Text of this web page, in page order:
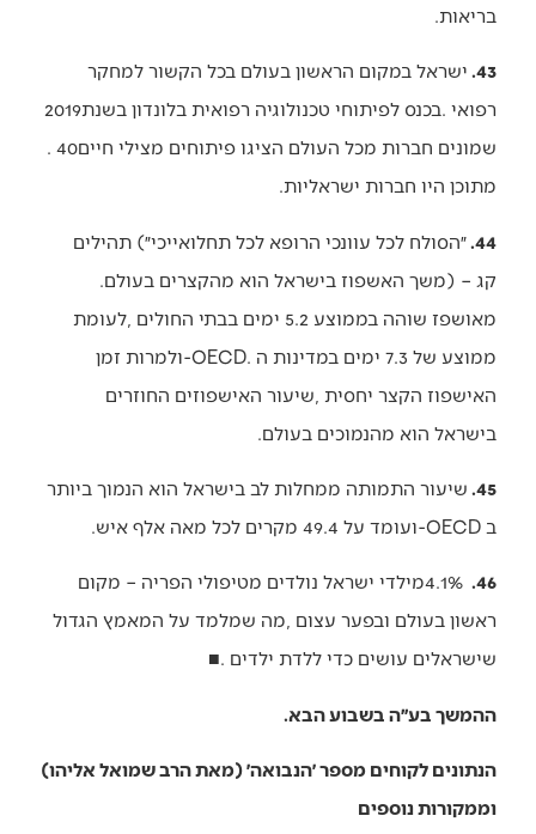
‬בריאות‭.‬
43.
ישראל‭ ‬במקום‭ ‬הראשון‭ ‬בעולם‭ ‬בכל‭ ‬הקשור‭ ‬למחקר‭
‬רפואי‭. ‬בכנס‭ ‬לפיתוחי‭ ‬טכנולוגיה‭ ‬רפואית‭ ‬בלונדון‭ ‬בשנת‭ ‬2019‭
‬שמונים‭ ‬חברות‭ ‬מכל‭ ‬העולם‭ ‬הציגו‭ ‬פיתוחים‭ ‬מצילי‭ ‬חיים‭. ‬40‭
‬מתוכן‭ ‬היו‭ ‬חברות‭ ‬ישראליות‭.‬
44.
‬ממוצע‭ ‬של‭ ‬7.3‭ ‬ימים‭ ‬במדינות‭ ‬ה‭-‬OECD‭. ‬ולמרות‭ ‬זמן‭
‬בישראל‭ ‬הוא‭ ‬מהנמוכים‭ ‬בעולם‭.‬
45.
שיעור‭ ‬התמותה‭ ‬ממחלות‭ ‬לב‭ ‬בישראל‭ ‬הוא‭ ‬הנמוך‭ ‬ביותר‭
‬ב‭-‬OECD‭ ‬ועומד‭ ‬על‭ ‬49.4‭ ‬מקרים‭ ‬לכל‭ ‬מאה‭ ‬אלף‭ ‬איש‭.‬
46.
‬ראשון‭ ‬בעולם‭ ‬ובפער‭ ‬עצום‭, ‬מה‭ ‬שמלמד‭ ‬על‭ ‬המאמץ‭ ‬הגדול‭
‬שישראלים‭ ‬עושים‭ ‬כדי‭ ‬ללדת‭ ‬ילדים
‭.‬
■
ההמשך בע״ה בשבוע הבא.
הנתונים לקוחים מספר ׳הנבואה׳ (מאת הרב שמואל אליהו)
וממקורות נוספים